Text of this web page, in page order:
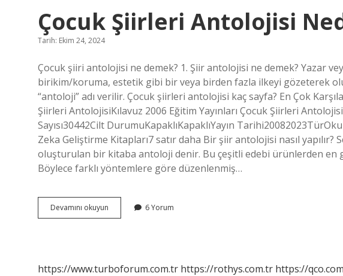
Çocuk Şiirleri Antolojisi
Tarih: Ekim 24, 2024
Çocuk şiiri antolojisi ne demek? 1. Şiir antolojisi ne demek? Yazar
birikim/koruma, estetik gibi bir veya birden fazla ilkeyi gözeterek
“antoloji” adı verilir. Çocuk şiirleri antolojisi kaç sayfa? En Çok
Şiirleri AntolojisiKılavuz 2006 Eğitim Yayınları Çocuk Şiirleri
Sayısı30442Cilt DurumuKapaklıKapaklıYayın
Zeka Geliştirme Kitapları7 satır daha Bir şiir antolojisi nasıl yapılır?
oluşturulan bir kitaba antoloji denir. Bu çeşitli edebi ürünlerden en
Böylece farklı yöntemlere göre düzenlenmiş…
Devamını okuyun
Şiirleri
6 Yorum
https://www.turboforum.com.tr https://rothys.com.tr https://